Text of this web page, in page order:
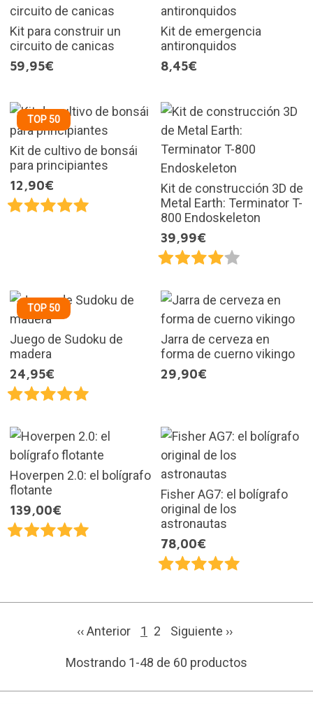
Kit para construir un
circuito de canicas
59,95€
Kit de emergencia
antironquidos
8,45€
TOP 50
Kit de cultivo de bonsái
para principiantes
12,90€
Kit de construcción 3D de
Metal Earth: Terminator T-
800 Endoskeleton
39,99€
TOP 50
Juego de Sudoku de
madera
24,95€
Jarra de cerveza en
forma de cuerno vikingo
29,90€
Hoverpen 2.0: el bolígrafo
flotante
139,00€
Fisher AG7: el bolígrafo
original de los
astronautas
78,00€
‹‹ Anterior 1 2 Siguiente ››
Mostrando 1-48 de 60 productos